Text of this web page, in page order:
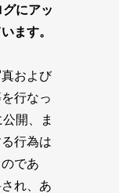
にアッ
ます。
および
行なっ
開、ま
行為は
であ
れ、あ